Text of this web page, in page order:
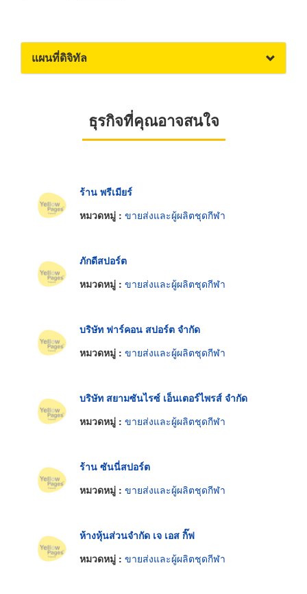
แผนที่ดิจิทัล
ธุรกิจที่คุณอาจสนใจ
ร้าน พรีเมียร์
หมวดหมู่ : ขายส่งและผู้ผลิตชุดกีฬา
ภักดีสปอร์ต
หมวดหมู่ : ขายส่งและผู้ผลิตชุดกีฬา
บริษัท ฟาร์คอน สปอร์ต จำกัด
หมวดหมู่ : ขายส่งและผู้ผลิตชุดกีฬา
บริษัท สยามซันไรซ์ เอ็นเตอร์ไพรส์ จำกัด
หมวดหมู่ : ขายส่งและผู้ผลิตชุดกีฬา
ร้าน ซันนี่สปอร์ต
หมวดหมู่ : ขายส่งและผู้ผลิตชุดกีฬา
ห้างหุ้นส่วนจำกัด เจ เอส กิ๊ฟ
หมวดหมู่ : ขายส่งและผู้ผลิตชุดกีฬา